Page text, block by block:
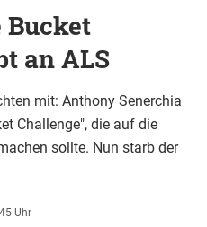
an ALS
mit: Anthony Senerchia
Challenge", die auf die
sollte. Nun starb der
Uhr